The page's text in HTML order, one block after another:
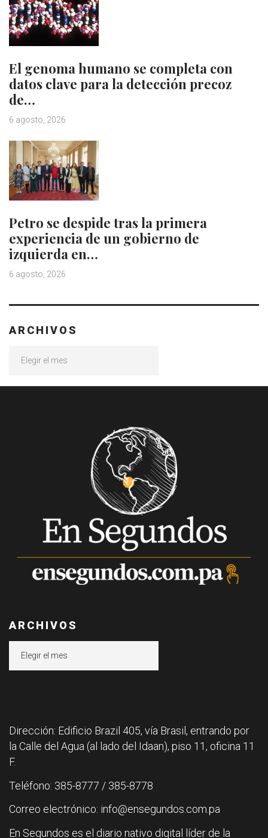
El genoma humano se completa con
datos clave para la detección precoz
de…
6 agosto, 2026
Petro se despide tras la primera
experiencia de un gobierno de
izquierda en…
6 agosto, 2026
ARCHIVOS
ARCHIVOS
Dirección: Edificio Brazil 405, vía Brasil, entrando por
la Calle del Agua (al lado del Idaan), piso 11, oficina 11
F.
Teléfono: 385-8777 / 385-8778
Correo electrónico: info@ensegundos.com.pa
En Segundos es el diario nativo digital líder de la